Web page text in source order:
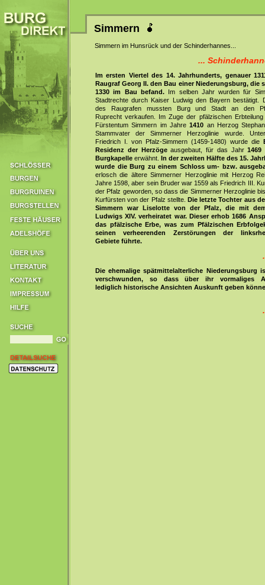
Simmern
Simmern im Hunsrück und der Schinderhannes...
...
Im ersten Viertel des 14. Jahrhunderts, genauer
Raugraf Georg II. den Bau einer Niederungsburg, die
1330 im Bau befand.Im selben Jahr wurden für
Stadtrechte durch Kaiser Ludwig den Bayern bestätigt.
des Raugrafen mussten Burg und Stadt an den
Ruprecht verkaufen. Im Zuge der pfälzischen
Fürstentum Simmern im Jahre1410 an Herzog
Stammvater der Simmerner Herzoglinie wurde.
Friedrich I. von Pfalz-Simmern (1459-1480) wurde die
Residenz der Herzögeausgebaut, für das Jahr1469
Burgkapelle erwähnt. In der zweiten Hälfte des 15.
wurde die Burg zu einem Schloss um- bzw.
erlosch die ältere Simmerner Herzoglinie mit Herzog
Jahre 1598, aber sein Bruder war 1559 als Friedrich III.
der Pfalz geworden, so dass die Simmerner Herzoglinie
Kurfürsten von der Pfalz stellte. Die letzte Tochter aus
Simmern war Liselotte von der Pfalz, die mit
Ludwigs XIV. verheiratet war. Dieser erhob 1686
das pfälzische Erbe, was zum Pfälzischen
seinen verheerenden Zerstörungen der
Gebiete führte.
Die ehemalige spätmittelalterliche Niederungsburg
verschwunden, so dass über ihr vormaliges
lediglich historische Ansichten Auskunft geben